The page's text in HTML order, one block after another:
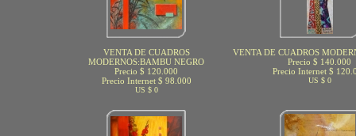
VENTA DE CUADROS
MODERNOS:BAMBU NEGRO
Precio $ 120.000
Precio Internet $ 98.000
US $ 0
VENTA DE CUADROS
Precio $ 140.000
Precio Internet $
US $ 0